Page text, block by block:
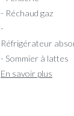
- Réchaud gaz
-
Réfrigérateur
- Sommier à lattes
En savoir plus